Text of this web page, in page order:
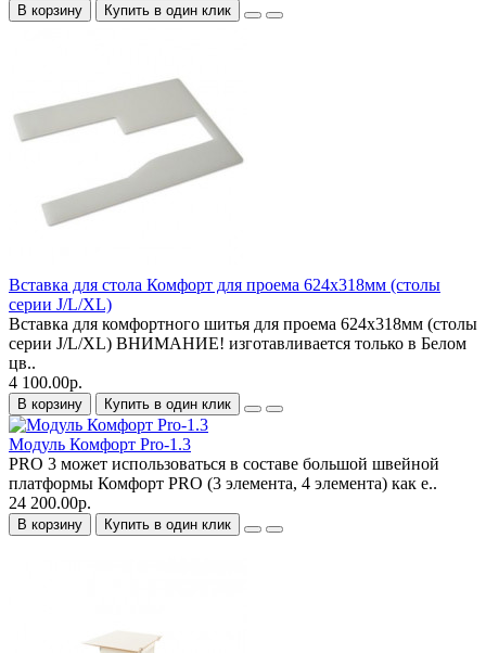
В корзину Купить в один клик
Вставка для стола Комфорт для проема 624х318мм (столы
серии J/L/XL)
Вставка для комфортного шитья для проема 624х318мм (столы
серии J/L/XL) ВНИМАНИЕ! изготавливается только в Белом
цв..
4 100.00р.
В корзину Купить в один клик
Модуль Комфорт Pro-1.3
PRO 3 может использоваться в составе большой швейной
платформы Комфорт PRO (3 элемента, 4 элемента) как е..
24 200.00р.
В корзину Купить в один клик